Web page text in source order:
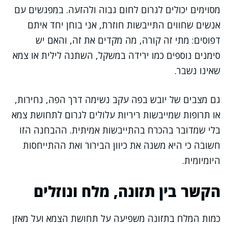
מסוימים יכולים לגרום לחום גבוה ולהזעה. במפגשים עם
אנשים שחווים התייבשות חוזרת, אני בוחן יחד איתם
דפוסים: מתי זה קורה, מה מקדים את זה, והאם יש
סימנים נוספים כמו ירידה במשקל, השתנה לילית או צמא
שאינו נשבר.
גם מצבים של יובש בפה עקב נשימה דרך הפה, נחירות,
או תרופות שמייבשות ריריות עלולים לגרום לתחושת צמא
בלי שמדובר בהכרח בהתייבשות אמיתית. ההבחנה הזו
חשובה כי היא משנה את כיוון הבירור ואת ההתייחסות
היומיומית.
הקשר בין תזונה, מלח ונוזלים
כמות המלח בתזונה משפיעה על תחושת הצמא ועל מאזן